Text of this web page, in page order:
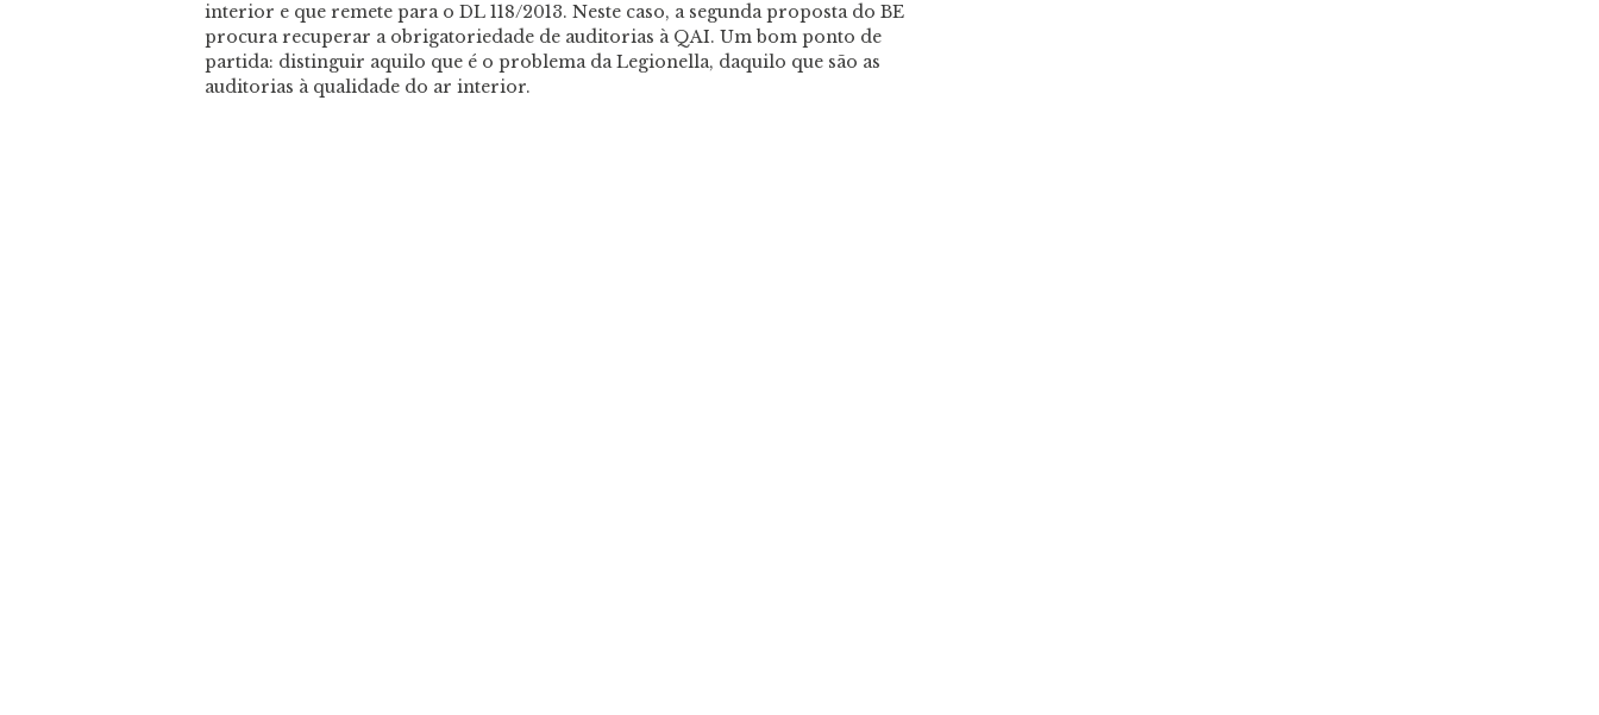
interior e que remete para o DL 118/2013. Neste caso, a segunda proposta do BE
procura recuperar a obrigatoriedade de auditorias à QAI. Um bom ponto de
partida: distinguir aquilo que é o problema da Legionella, daquilo que são as
auditorias à qualidade do ar interior.